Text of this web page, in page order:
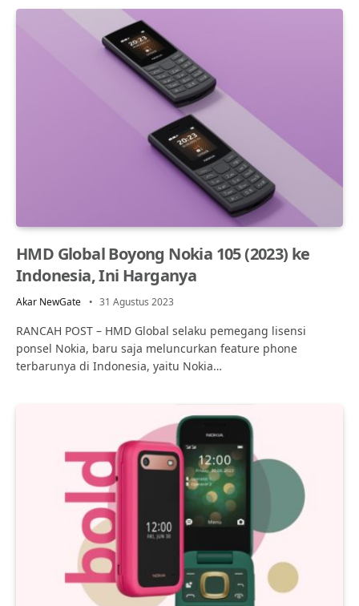
HMD Global Boyong Nokia 105 (2023) ke
Indonesia, Ini Harganya
Akar NewGate 31 Agustus 2023
RANCAH POST – HMD Global selaku pemegang lisensi
ponsel Nokia, baru saja meluncurkan feature phone
terbarunya di Indonesia, yaitu Nokia…